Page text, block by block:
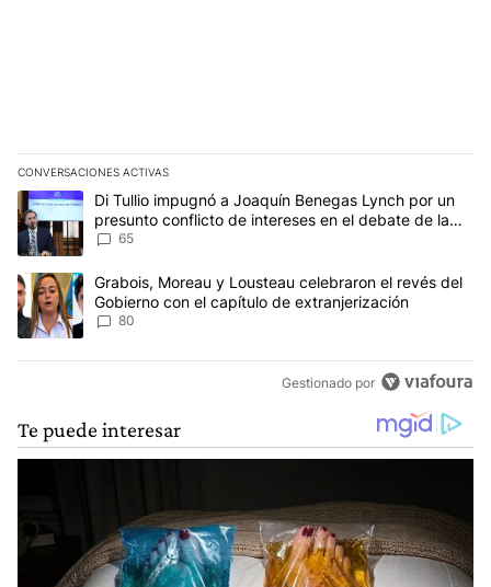
CONVERSACIONES ACTIVAS
Este listado muestra los artículos con más comentarios en los
Un artículo de tendencia con el título "Di Tullio impugnó a
Di Tullio impugnó a Joaquín Benegas Lynch por un
presunto conflicto de intereses en el debate de la
Ley de Tierras
65
Un artículo de tendencia con el título "Grabois, Moreau y
Grabois, Moreau y Lousteau celebraron el revés del
Gobierno con el capítulo de extranjerización
80
Gestionado por